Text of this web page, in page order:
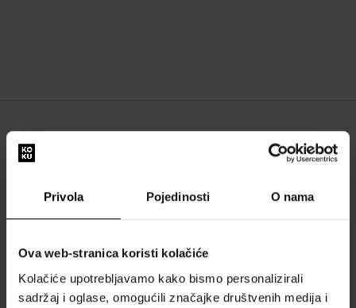
Privola Pojedinosti O nama
Ova web-stranica koristi kolačiće
Kolačiće upotrebljavamo kako bismo personalizirali
sadržaj i oglase, omogućili značajke društvenih medija i
OPIS
Boja: Plava, Srebrna
Materijal: Srebro 925
Stil: Moda
Veličina prstena: 17, 8 mm, RS56
Širina mm: 8